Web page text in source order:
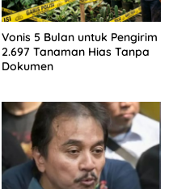
Vonis 5 Bulan untuk Pengirim
2.697 Tanaman Hias Tanpa
Dokumen